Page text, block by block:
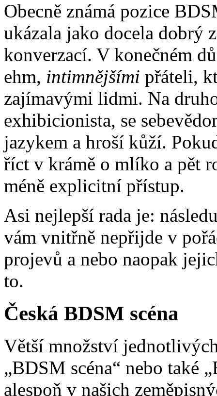
Obecně známá pozice
ukázala jako docela dobrý
konverzací. V konečném
ehm, intimnějšími přáteli,
zajímavými lidmi. Na
exhibicionista, se
jazykem a hroší kůží.
říct v krámě o mlíko a pět
méně explicitní přístup.
Asi nejlepší rada je:
vám vnitřně nepřijde v
projevů a nebo naopak
to.
Česká BDSM scéna
Větší množství
„BDSM scéna“ nebo také
alespoň v našich